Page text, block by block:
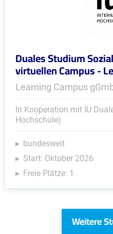
Duales Studium
virtuellen Campus -
Learning Campus
In Kooperation mit IU
Hochschule)
bundesweit
Start: Oktober 2026
Freie Plätze: 1
Weitere